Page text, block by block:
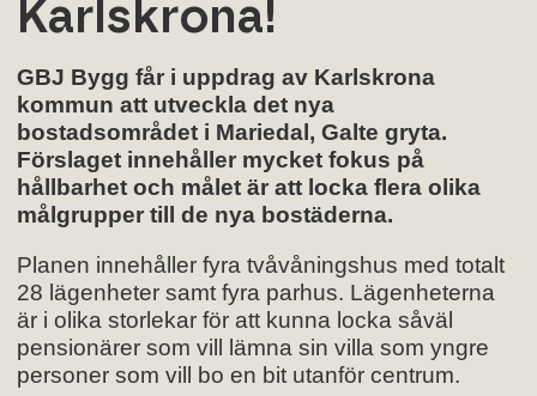
Karlskrona!
GBJ Bygg får i uppdrag av Karlskrona
kommun att utveckla det nya
bostadsområdet i Mariedal, Galte gryta.
Förslaget innehåller mycket fokus på
hållbarhet och målet är att locka flera olika
målgrupper till de nya bostäderna.
Planen innehåller fyra tvåvåningshus med totalt
28 lägenheter samt fyra parhus. Lägenheterna
är i olika storlekar för att kunna locka såväl
pensionärer som vill lämna sin villa som yngre
personer som vill bo en bit utanför centrum.